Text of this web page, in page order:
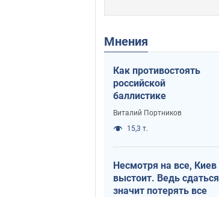
Мнения
Как противостоять
российской
баллистике
Виталий Портников
15,3 т.
Несмотря на все, Киев
выстоит. Ведь сдаться
значит потерять все